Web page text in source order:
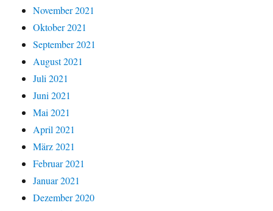
November 2021
Oktober 2021
September 2021
August 2021
Juli 2021
Juni 2021
Mai 2021
April 2021
März 2021
Februar 2021
Januar 2021
Dezember 2020